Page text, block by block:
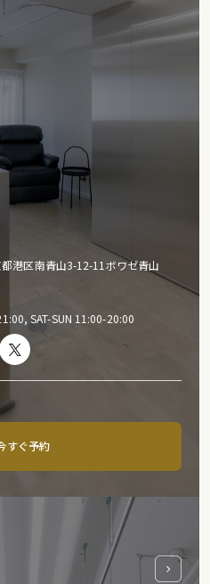
港区南青山3-12-11ボワゼ青山
SAT-SUN 11:00-20:00
すぐ予約